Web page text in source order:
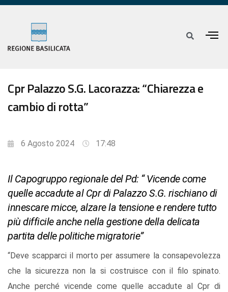
Cpr Palazzo S.G. Lacorazza: “Chiarezza e
cambio di rotta”
6 Agosto 2024 17:48
Il Capogruppo regionale del Pd: “ Vicende come
quelle accadute al Cpr di Palazzo S.G. rischiano di
innescare micce, alzare la tensione e rendere tutto
più difficile anche nella gestione della delicata
partita delle politiche migratorie”
“Deve scapparci il morto per assumere la consapevolezza
che la sicurezza non la si costruisce con il filo spinato.
Anche perché vicende come quelle accadute al Cpr di